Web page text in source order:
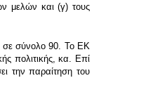
μελών και (γ) τους
σε σύνολο 90. Το ΕΚ
πολιτικής, κα. Επί
την παραίτηση του